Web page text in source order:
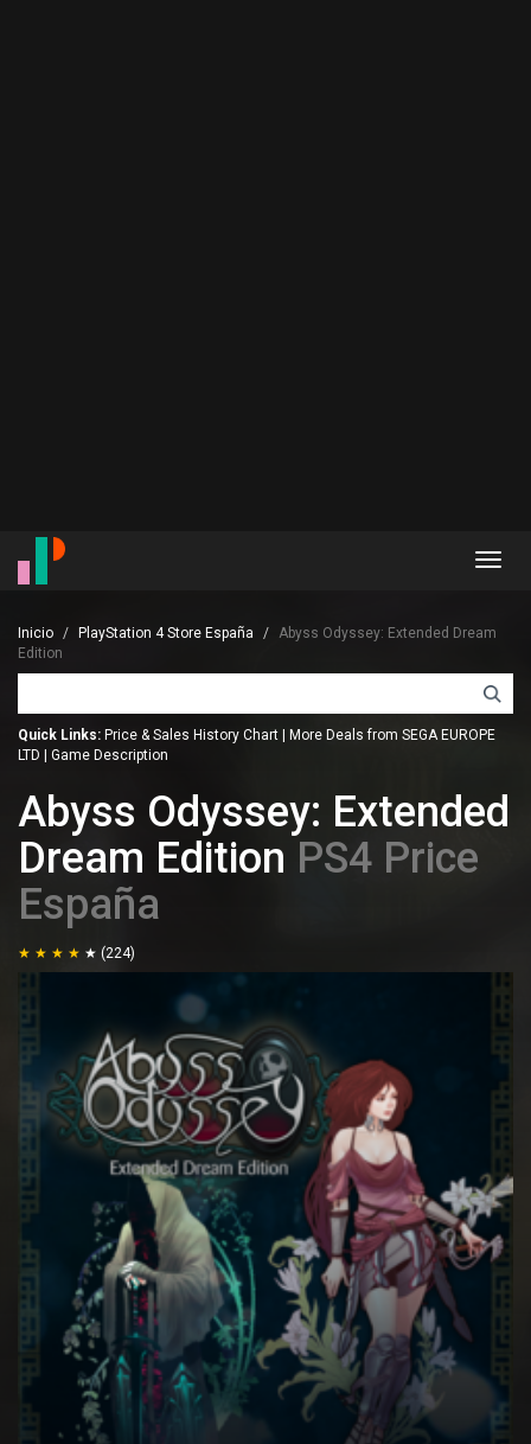
Inicio PlayStation 4 Store España
Abyss Odyssey: Extended Dream
Edition
Quick Links: Price & Sales History Chart
More Deals from SEGA EUROPE
LTD
Game Description
Abyss Odyssey: Extended
Dream Edition PS4 Price
España
(224)